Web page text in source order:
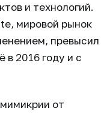
и технологий.
мировой рынок
превысил
в 2016 году и с
от